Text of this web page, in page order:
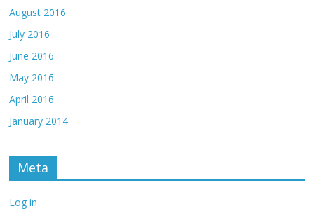
August 2016
July 2016
June 2016
May 2016
April 2016
January 2014
Meta
Log in